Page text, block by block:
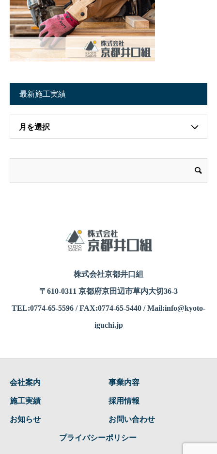
最新施工実績
月を選択
株式会社京都井口組
〒610-0311 京都府京田辺市草内大切36-3
TEL:0774-65-5596 / FAX:0774-65-5440 / Mail:info@kyoto-
iguchi.jp
会社案内 事業内容
施工実績 採用情報
お知らせ お問い合わせ
プライバシーポリシー